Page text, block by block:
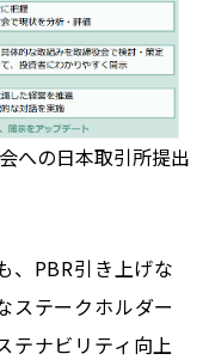
への日本取引所提出
、PBR引き上げな
ステークホルダー
テナビリティ向上